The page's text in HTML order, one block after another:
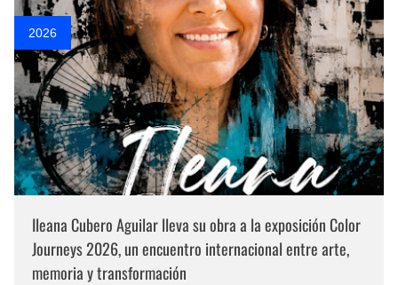
2026
Ileana Cubero Aguilar lleva su obra a la exposición Color
Journeys 2026, un encuentro internacional entre arte,
memoria y transformación